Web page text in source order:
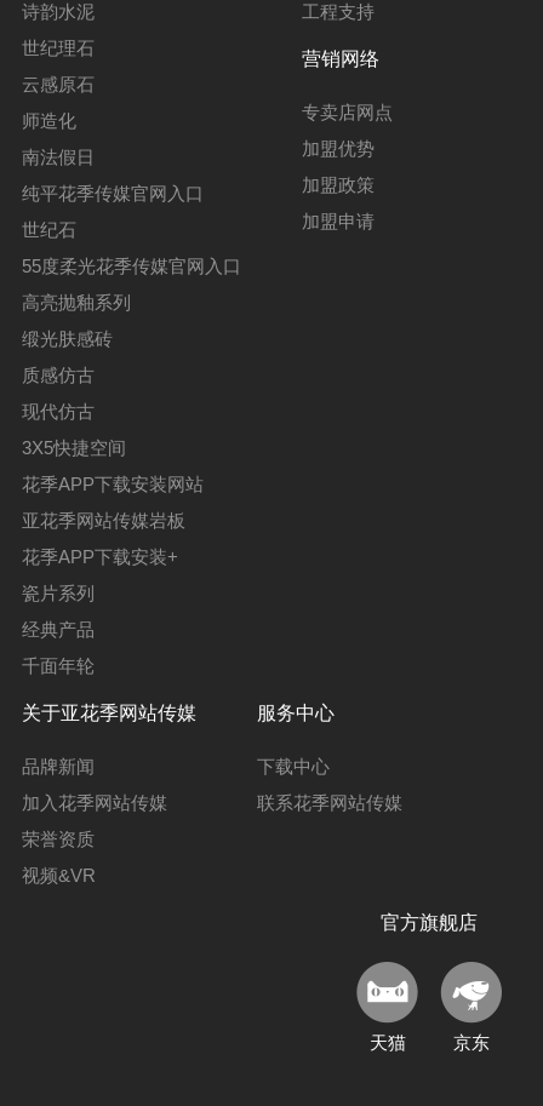
诗韵水泥
世纪理石
云感原石
师造化
南法假日
纯平花季传媒官网入口
世纪石
55度柔光花季传媒官网入口
高亮抛釉系列
缎光肤感砖
质感仿古
现代仿古
3X5快捷空间
花季APP下载安装网站
亚花季网站传媒岩板
花季APP下载安装+
瓷片系列
经典产品
千面年轮
工程支持
营销网络
专卖店网点
加盟优势
加盟政策
加盟申请
关于亚花季网站传媒
品牌新闻
加入花季网站传媒
荣誉资质
视频&VR
服务中心
下载中心
联系花季网站传媒
官方旗舰店
天猫 京东